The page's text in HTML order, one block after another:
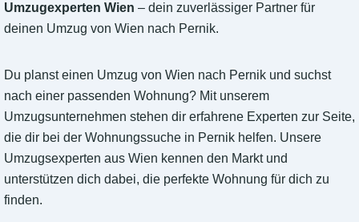
Umzugexperten Wien – dein zuverlässiger Partner für
deinen Umzug von Wien nach Pernik.
Du planst einen Umzug von Wien nach Pernik und suchst
nach einer passenden Wohnung? Mit unserem
Umzugsunternehmen stehen dir erfahrene Experten zur Seite,
die dir bei der Wohnungssuche in Pernik helfen. Unsere
Umzugsexperten aus Wien kennen den Markt und
unterstützen dich dabei, die perfekte Wohnung für dich zu
finden.